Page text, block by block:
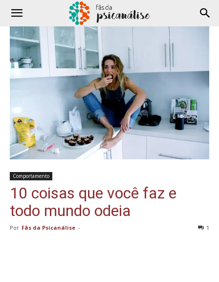
Comportamento
10 coisas que você faz e
todo mundo odeia
Por Fãs da Psicanálise - 1